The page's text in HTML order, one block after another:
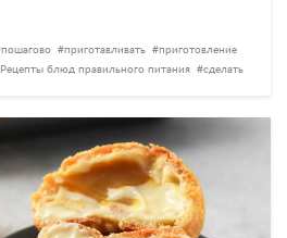
пошагово приготавливать
приготовление
Рецепты блюд правильного питания сделать